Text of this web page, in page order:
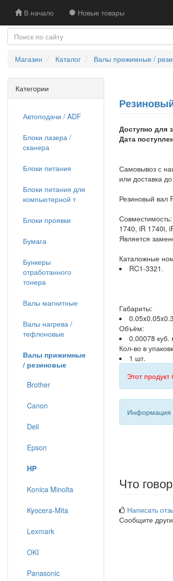
В начало Новые товары
Магазин Каталог Валы прижимные /
Доступно для
Дата
Самовывоз с
или доставка
Резиновый вал
1740, iR 1740i,
Является
Каталожные
RC1-3321.
Габариты:
Объём:
0.00078 куб.
Кол-во в
1 шт.
Этот
Информация
Что
Написать
Сообщите
Категории
Автоподачи / ADF
Блоки лазера /
сканера
Блоки питания
Блоки питания для
компьютерной т
Блоки проявки
Бумага
Бункеры
отработанного
тонера
Валы магнитные
Валы нагрева /
тефлоновые
Валы прижимные
/ резиновые
Brother
Canon
Deli
Epson
HP
Konica Minolta
Kyocera-Mita
Lexmark
OKI
Panasonic